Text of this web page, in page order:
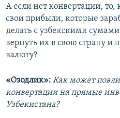
А если нет конвертации, то,
свои прибыли, которые
делать с узбекскими
вернуть их в свою страну и
валюту?
«Озодлик»: Как может
конвертации на прямые
Узбекистана?